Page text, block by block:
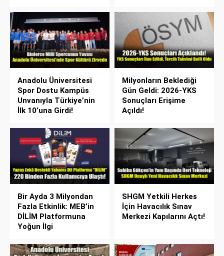
Anadolu Üniversitesi
Spor Dostu Kampüs
Unvanıyla Türkiye’nin
İlk 10’una Girdi!
Milyonların Beklediği
Gün Geldi: 2026-YKS
Sonuçları Erişime
Açıldı!
Bir Ayda 3 Milyondan
Fazla Etkinlik: MEB’in
DİLİM Platformuna
Yoğun İlgi
SHGM Yetkili Herkes
İçin Havacılık Sınav
Merkezi Kapılarını Açtı!